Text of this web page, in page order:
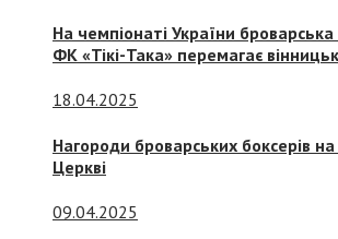
На чемпіонаті України
ФК «Тікі-Така» перемагає
18.04.2025
Нагороди броварських боксерів на
Церкві
09.04.2025